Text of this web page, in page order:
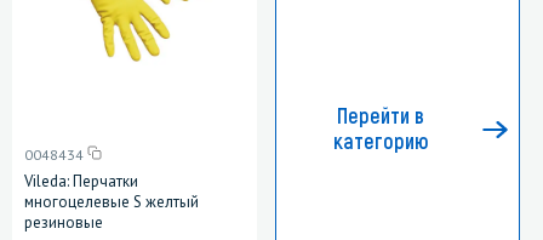
0048434
Vileda: Перчатки
многоцелевые S желтый
резиновые
Перейти в
категорию